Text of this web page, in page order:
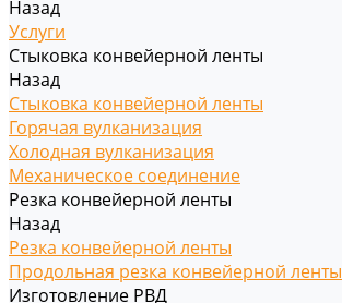
Назад
Услуги
Стыковка конвейерной ленты
Назад
Стыковка конвейерной ленты
Горячая вулканизация
Холодная вулканизация
Механическое соединение
Резка конвейерной ленты
Назад
Резка конвейерной ленты
Продольная резка конвейерной ленты
Изготовление РВД